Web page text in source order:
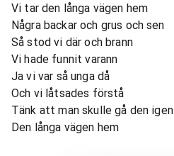
Vi tar den långa vägen hem
Några backar och grus och sen
Så stod vi där och brann
Vi hade funnit varann
Ja vi var så unga då
Och vi låtsades förstå
Tänk att man skulle gå den igen
Den långa vägen hem